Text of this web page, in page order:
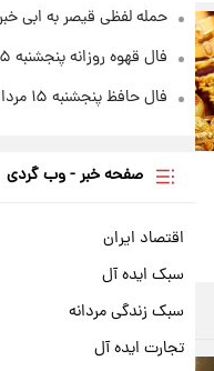
حمله لفظی قیصر به ابی
فال قهوه روزانه پنجشنبه ۱۵ مرداد ماه ۱۴۰۵
فال حافظ پنجشنبه ۱۵ مرداد ماه ۱۴۰۵
صفحه خبر - وب گردی
اقتصاد ایران
سبک ایده آل
سبک زندگی مردانه
تجارت ایده آل